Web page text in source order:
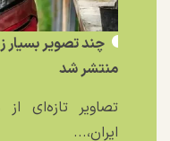
چند تصویر بسیار
منتشر شد
تصاویر تازه‌ای از
ایران،...